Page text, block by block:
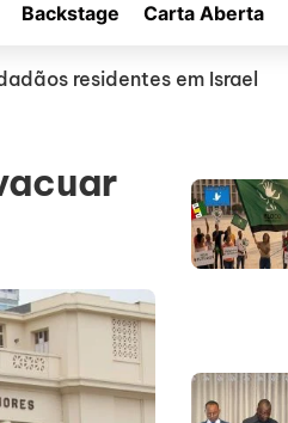
Backstage Carta Aberta
residentes em Israel